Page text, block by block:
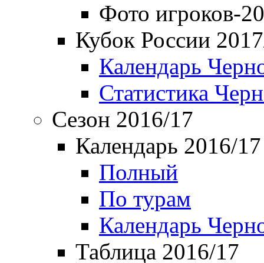
Фото игроков-
Кубок России
Календарь
Статистика
Сезон 2016/17
Календарь 2016/17
Полный
По турам
Календарь
Таблица 2016/17